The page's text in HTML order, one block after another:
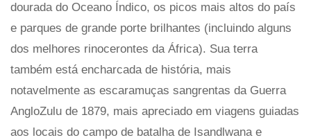
dourada do Oceano Índico, os picos mais altos do país
e parques de grande porte brilhantes (incluindo alguns
dos melhores rinocerontes da África). Sua terra
também está encharcada de história, mais
notavelmente as escaramuças sangrentas da Guerra
AngloZulu de 1879, mais apreciado em viagens guiadas
aos locais do campo de batalha de Isandlwana e